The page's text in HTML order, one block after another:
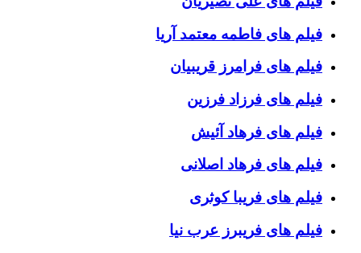
فیلم های فاطمه معتمد آریا
فیلم های فرامرز قریبیان
فیلم های فرزاد فرزین
فیلم های فرهاد آئیش
فیلم های فرهاد اصلانی
فیلم های فریبا کوثری
فیلم های فریبرز عرب نیا